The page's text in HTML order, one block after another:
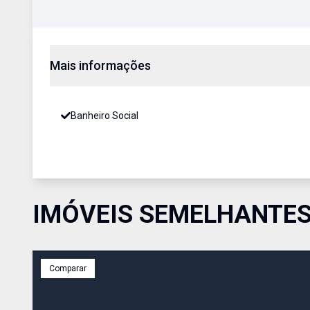
Mais informações
Banheiro Social
IMÓVEIS
Comparar